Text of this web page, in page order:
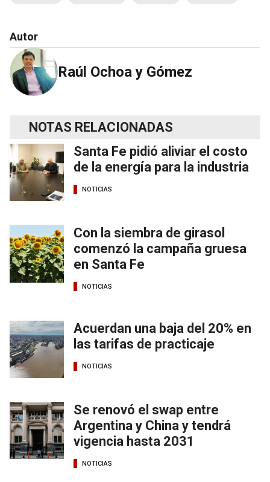
Autor
Raúl Ochoa y Gómez
NOTAS RELACIONADAS
Santa Fe pidió aliviar el costo
de la energía para la industria
NOTICIAS
Con la siembra de girasol
comenzó la campaña gruesa
en Santa Fe
NOTICIAS
Acuerdan una baja del 20% en
las tarifas de practicaje
NOTICIAS
Se renovó el swap entre
Argentina y China y tendrá
vigencia hasta 2031
NOTICIAS